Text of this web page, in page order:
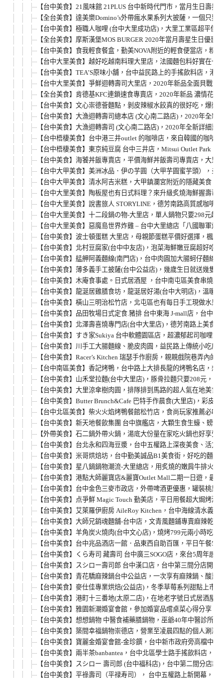
【台中美食】21風味館 21PLUS 台中新時代門市，當月生日壽
【全台美食】達美樂Domino’s外帶瘋水果系列大披薩，一個只
【台中美食】極職人咖哩 (台中大里成功店)，大里工業區超平
【全台美食】摩斯漢堡MOS BURGER 2020年當月壽星生日優
【台中美食】食我輕食餐盒，勤美NOVA附近的輕食便當店，
【台中大里美食】越好吃越南料理大里店，法國麵包料好實在
【台中美食】TEA’S原味小舖，台中益民路上的手搖飲料店，港
【台中大里美食】爭鮮迴轉壽司大里店，2020年新品全面貝戰
【全台美食】肯德基KFC連鎖速食專賣店，2020年新品 濃情花
【台中美食】文心崇德薈麵點，剝皮辣椒水餃真的很好吃，爆
【台中美食】大漁迴轉壽司總本店 (文心南二路店)，2020年全
【台中美食】大漁迴轉壽司 (文心南二路店)，2020年全新詳細
【台中梧棲美食】台中港三井outlet 的咖啡店，來自韓國的咖啡
【台中梧棲美食】東京純豆腐 台中三井店，Mitsui Outlet Park
【台中美食】海饕丼飯專賣店，平價海鮮丼飯壽司專賣店，大
【台中大甲美食】美洲冰品．伊の芋圓（大甲芋圓蜜芋頭），
【台中大甲美食】清水阿吉米糕，大甲鎮瀾宮附近的隱藏美食
【台中大里美食】陶板屋也有日式料理？來升級炙燒海鮮握壽
【台中大里美食】說書旅人 STORYLINE，德芳南路高質感咖
【台中大里美食】十二段鍋の物-大里店，單人鍋物只要298元
【台中大里美食】惡魔島世界炸雞 – 台中大里總店「八國聯軍
【台中美食】波士頓蛋糕 大里店，母親節蛋糕平價好選擇，楓
【台中美食】北村豆腐家(台中中友店)，泡菜海鮮嫩豆腐超好
【台中美食】艋舺阿義麵線(南門店)，台中肉圓加大腸蚵仔麵
【台中美食】薄多義手工披薩(台中公益店)，幾歲生日就送幾
【台中美食】木庵食事處。日式居酒屋 ，台中南屯區美食串燒
【台中美食】龍涎居雞膳食坊，龍涎居好湯(台中大明店)，溫
【台中美食】橫山三明治松竹店，北屯區也有每日手工現做水
【台中美食】品田牧場日式定食.豬排 台中東海 J-mall店，台中
【台中美食】北澤壽喜燒專門店(台中大里店)，德芳南路上美
【台中美食】すき家Sukiya 台中軟體園區店，超濃郁起司咖哩
【台中美食】川手工大腸麵線、脆皮肉圓，益民路上傳統小吃
【台中美食】Racer’s Kitchen 瑞瑟手作廚房，親親戲院巷弄內
【台中南區美食】香記烤鴨，台中路上大排長龍的烤鴨名店，
【台中美食】山禾堂拉麵(台中大里店)，豚骨拉麵只要208元，
【台中美食】大里涼傘樹肉圓，排隊排到馬路的超人氣在地美
【台中美食】Butter Brunch&Cafe 巴特手作晨食(大里店)，彩
【台中北區美食】柴火火焰烤鴨餐館松竹店，食尚玩家推薦必
【台中美食】新天地餐飲集團 台中旗艦店，大顆生食生蠔、螃
【外帶美食】石二鍋外帶火鍋，湯底大份量在家吃火鍋也好享
【台中美食】台北永和四海豆漿，台中五權路上深夜美食、活
【台中美食】米哥烘焙坊，台中勤美誠品B1美食街，好吃的麵
【台中美食】星八鍋鍋物潮流-大里總店，用炙燒的嫩肩牛排火
【台中美食】港點大師麗寶店&麗寶Outlet Mall二期一日遊，最
【台中美食】台中金色三麥市政店，外帶啤酒更優惠，罐裝桃
【台中美食】点爭鮮 Magic Touch 勤美店，平日用餐超大焗烤
【台中美食】艾萊羅伊廚房 AileRoy Kitchen，台中海線清水義
【台中美食】大師兄銷魂麵舖-台中店，文青風麵鋪專賣麻辣乾
【台中美食】羊角炭火燒肉(台中文心店)，燒烤799元兩小時吃
【台中美食】台中兆品酒店一館．品東西自助百匯，平日午餐
【台中美食】くら寿司 藏壽司 台中廣三SOGO店，來台5周年
【台中美食】スシロー壽司郎 台中漢口店，台中第三間分店開
【台中美食】青花驕麻辣鍋台中公益店，一次享有麻辣鍋、酸
【台中美食】麥仕佳專業烘焙(公益店)，冬季草莓系列甜點上
【台中美食】港町十三番地(太原二店)，在地老字號日式居酒
【台中美食】雅園新潮婚宴會館，參加婚宴品嚐桌菜心得分享
【台中美食】想想鍋物 中醫食補藥膳鍋物，巫爺40年中醫診所
【台中美食】築間幸福鍋物崇德店，營業至凌晨四點的個人涮
【台中美食】寶麗金婚宴會館-金珍饌，台中新市政府旁高檔中
【台中美食】兩半茶banbantea，台中北區學士路手搖飲料店
【台中美食】スシロー 壽司郎 (台中福科店)，台中第二間分店
【台中美食】平祿壽司（平禄寿司）， 台中五權路上新開幕，